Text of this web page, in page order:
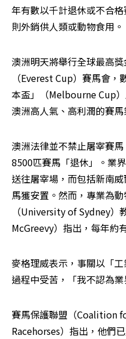
年有數以千計退休或不合
則外銷供人類或動物食用。
澳洲明天將舉行全球最高獎
（Everest Cup）賽馬會
本盃」（Melbourne Cup
澳洲高人氣、高利潤的賽馬
澳洲法律並不禁止屠宰賽
8500匹賽馬「退休」。業
送往屠宰場，而包括新南
馬獲安置。然而，專業為
（University of Sydney）
McGreevy）指出，每年約
麥格理威表示，事關以「
過程中受苦，「我不認為業
賽馬保護聯盟（Coalition
Racehorses）指出，他們